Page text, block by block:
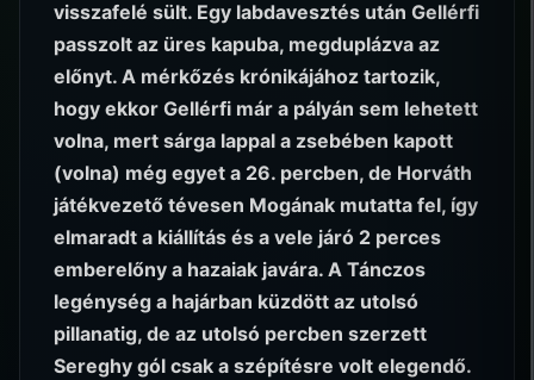
visszafelé sült. Egy labdavesztés után Gellérfi
passzolt az üres kapuba, megduplázva az
előnyt. A mérkőzés krónikájához tartozik,
hogy ekkor Gellérfi már a pályán sem lehetett
volna, mert sárga lappal a zsebében kapott
(volna) még egyet a 26. percben, de Horváth
játékvezető tévesen Mogának mutatta fel, így
elmaradt a kiállítás és a vele járó 2 perces
emberelőny a hazaiak javára. A Tánczos
legénység a hajárban küzdött az utolsó
pillanatig, de az utolsó percben szerzett
Sereghy gól csak a szépítésre volt elegendő.